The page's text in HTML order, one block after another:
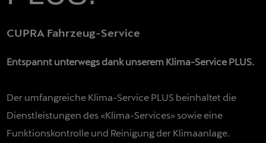
CUPRA Fahrzeug-Service
Entspannt unterwegs dank unserem Klima-Service PLUS.
Der umfangreiche Klima-Service PLUS beinhaltet die
Dienstleistungen des «Klima-Services» sowie eine
Funktionskontrolle und Reinigung der Klimaanlage.